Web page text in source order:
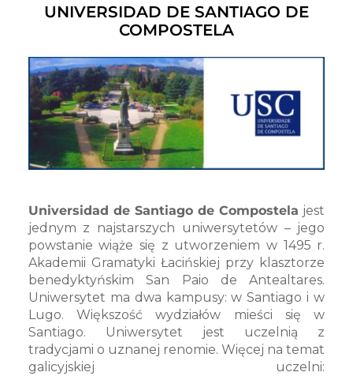
UNIVERSIDAD DE SANTIAGO DE
COMPOSTELA
Universidad de Santiago de Compostela jest
jednym z najstarszych uniwersytetów – jego
powstanie wiąże się z utworzeniem w 1495 r.
Akademii Gramatyki Łacińskiej przy klasztorze
benedyktyńskim San Paio de Antealtares.
Uniwersytet ma dwa kampusy: w Santiago i w
Lugo. Większość wydziałów mieści się w
Santiago. Uniwersytet jest uczelnią z
tradycjami o uznanej renomie. Więcej na temat
galicyjskiej uczelni: